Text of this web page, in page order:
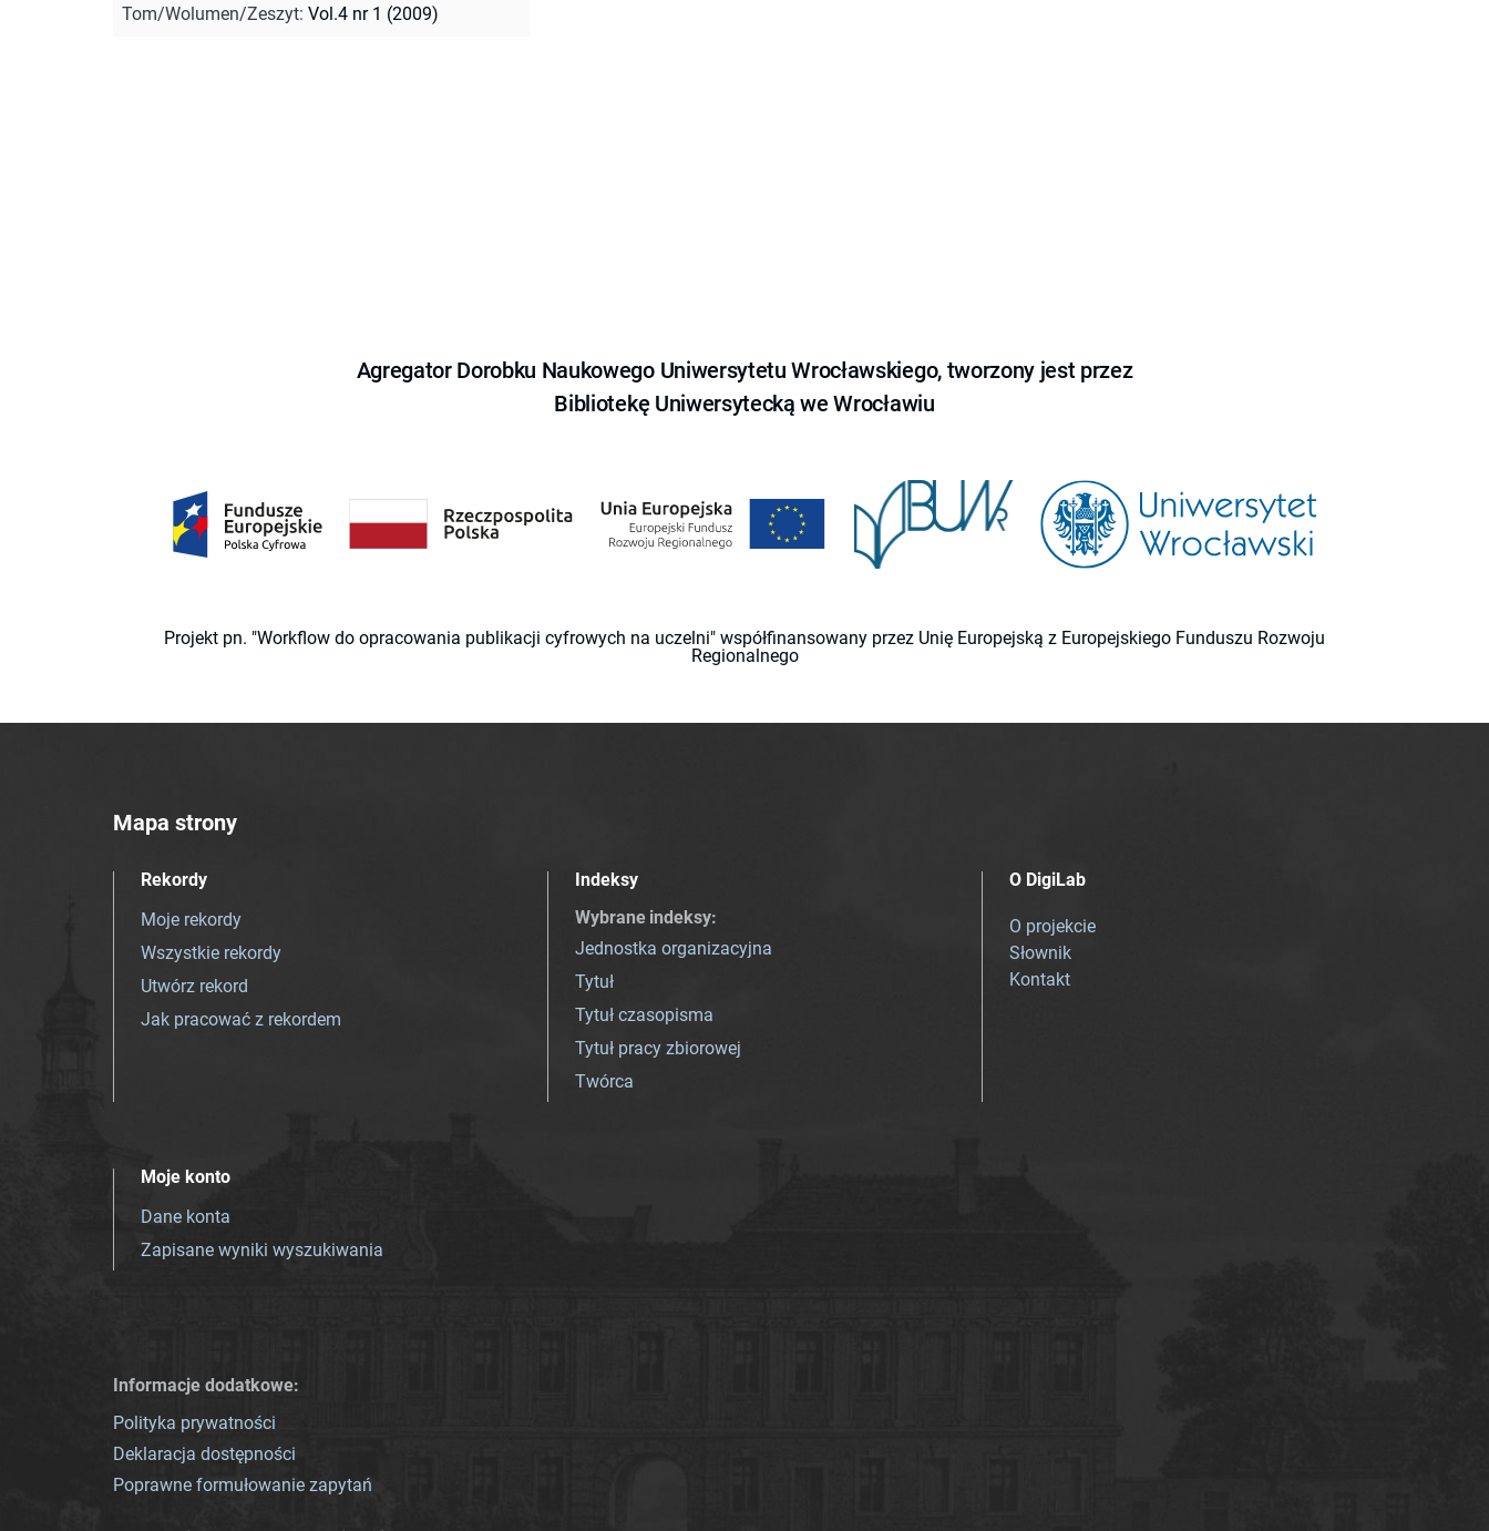
Tom/Wolumen/Zeszyt: Vol.4 nr 1 (2009)
Agregator Dorobku Naukowego Uniwersytetu Wrocławskiego, tworzony jest przez
Bibliotekę Uniwersytecką we Wrocławiu
Projekt pn. "Workflow do opracowania publikacji cyfrowych na uczelni" współfinansowany przez Unię Europejską z Europejskiego Funduszu Rozwoju
Regionalnego
Mapa strony
Rekordy
Moje rekordy
Wszystkie rekordy
Utwórz rekord
Jak pracować z rekordem
Indeksy
Wybrane indeksy:
Jednostka organizacyjna
Tytuł
Tytuł czasopisma
Tytuł pracy zbiorowej
Twórca
O DigiLab
O projekcie
Słownik
Kontakt
Moje konto
Dane konta
Zapisane wyniki wyszukiwania
Informacje dodatkowe:
Polityka prywatności
Deklaracja dostępności
Poprawne formułowanie zapytań